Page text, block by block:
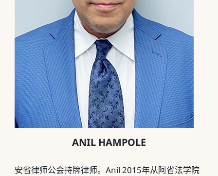
ANIL HAMPOLE
安省律师公会持牌律师。Anil 2015年从阿省法学院